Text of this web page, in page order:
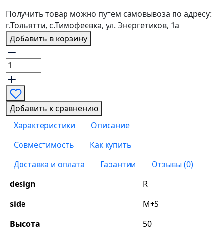
Получить товар можно путем самовывоза по адресу:
г.Тольятти, с.Тимофеевка, ул. Энергетиков, 1а
Добавить в корзину
Добавить к сравнению
Характеристики
Описание
Совместимость
Как купить
Доставка и оплата
Гарантии
Отзывы (0)
design
R
side
M+S
Высота
50